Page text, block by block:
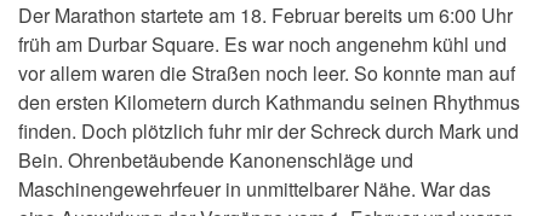
Der Marathon startete am 18. Februar bereits um 6:00 Uhr
früh am Durbar Square. Es war noch angenehm kühl und
vor allem waren die Straßen noch leer. So konnte man auf
den ersten Kilometern durch Kathmandu seinen Rhythmus
finden. Doch plötzlich fuhr mir der Schreck durch Mark und
Bein. Ohrenbetäubende Kanonenschläge und
Maschinengewehrfeuer in unmittelbarer Nähe. War das